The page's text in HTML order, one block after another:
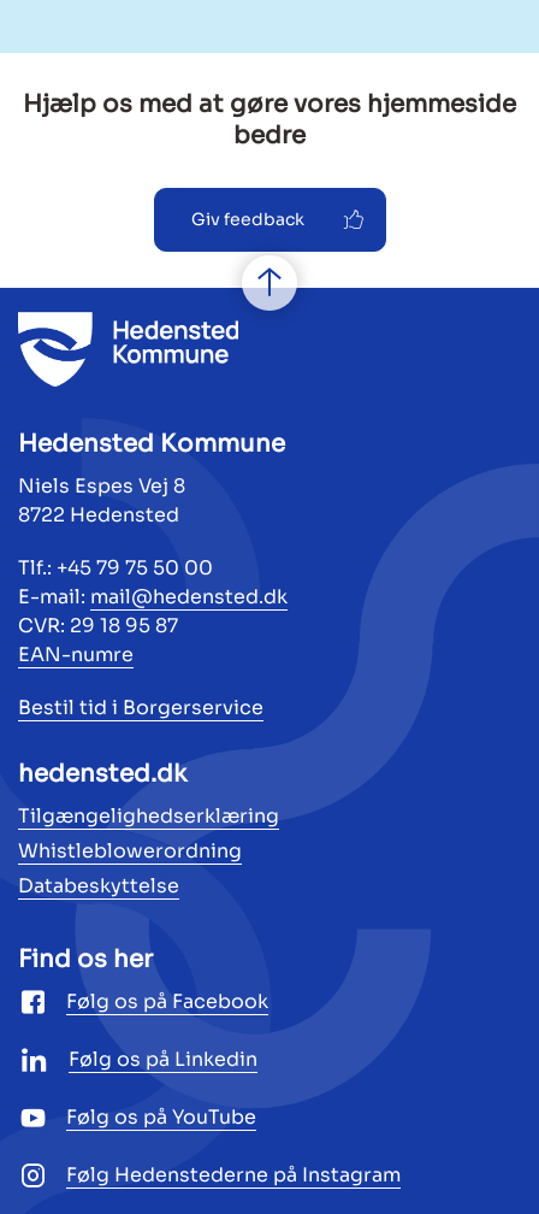
Hjælp os med at gøre vores hjemmeside
bedre
Giv feedback
Hedensted Kommune
Niels Espes Vej 8
8722 Hedensted
Tlf.: +45 79 75 50 00
E-mail: mail@hedensted.dk
CVR: 29 18 95 87
EAN-numre
Bestil tid i Borgerservice
hedensted.dk
Tilgængelighedserklæring
Whistleblowerordning
Databeskyttelse
Find os her
Følg os på Facebook
Følg os på Linkedin
Følg os på YouTube
Følg Hedenstederne på Instagram